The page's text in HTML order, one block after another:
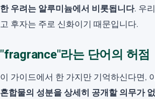
한 우려는 알루미늄에서 비롯됩니다. 우
고 후자는 주로 신화이기 때문입니다.
"fragrance"라는 단어의 허점
이 가이드에서 한 가지만 기억하신다면,
혼합물의 성분을 상세히 공개할 의무가